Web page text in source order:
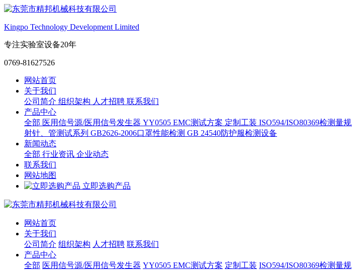
Kingpo Technology Development Limited
专注实验室设备20年
0769-81627526
网站首页
关于我们
公司简介 组织架构 人才招聘 联系我们
产品中心
全部 医用信号源/医用信号发生器 YY0505 EMC测试方案 定制工装 ISO594/ISO80369检测量规
射针、管测试系列 GB2626-2006口罩性能检测 GB 24540防护服检测设备
新闻动态
全部 行业资讯 企业动态
联系我们
网站地图
立即选购产品
网站首页
关于我们
公司简介 组织架构 人才招聘 联系我们
产品中心
全部 医用信号源/医用信号发生器 YY0505 EMC测试方案 定制工装 ISO594/ISO80369检测量规